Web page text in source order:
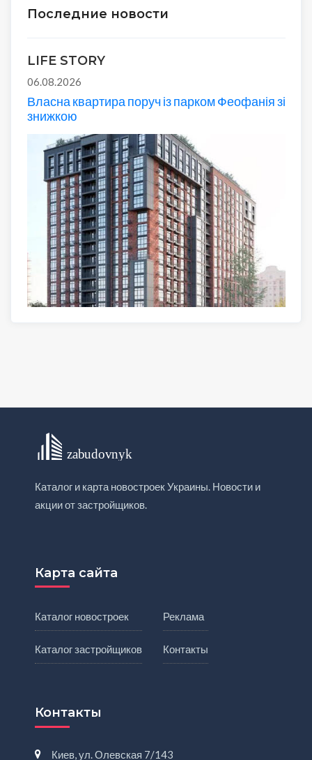
Последние новости
LIFE STORY
06.08.2026
Власна квартира поруч із парком Феофанія зі
знижкою
Каталог и карта новостроек Украины. Новости и
акции от застройщиков.
Карта сайта
Каталог новостроек
Каталог застройщиков
Реклама
Контакты
Контакты
Киев, ул. Олевская 7/143